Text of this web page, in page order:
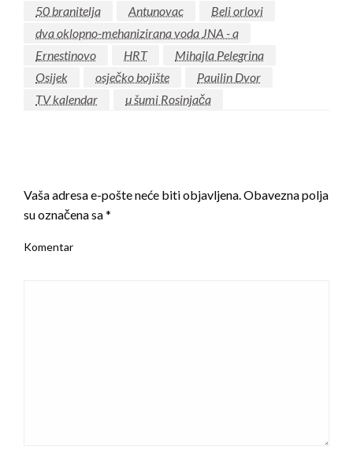
50 branitelja
Antunovac
Beli orlovi
dva oklopno-mehanizirana voda JNA - a
Ernestinovo
HRT
Mihajla Pelegrina
Osijek
osječko bojište
Pauilin Dvor
TV kalendar
u šumi Rosinjača
Vaša adresa e-pošte neće biti objavljena.Obavezna polja
su označena sa*
Komentar